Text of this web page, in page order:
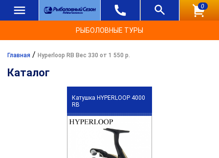
0
РЫБОЛОВНЫЕ ТУРЫ
Главная / Hyperloop RB Вес 330 от 1 550 р.
Каталог
Катушка HYPERLOOP 4000
RB